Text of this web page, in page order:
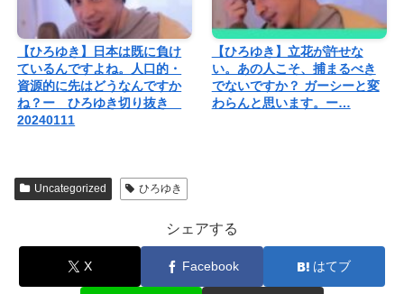
【ひろゆき】日本は既に負け
ているんですよね。人口的・
資源的に先はどうなんですか
ね？ー ひろゆき切り抜き
20240111
【ひろゆき】立花が許せな
い。あの人こそ、捕まるべき
でないですか？ ガーシーと変
わらんと思います。ー…
Uncategorized ひろゆき
シェアする
X Facebook はてブ